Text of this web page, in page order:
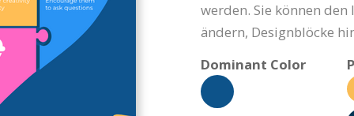
werden. Sie können
ändern, Designblöcke
Dominant Color